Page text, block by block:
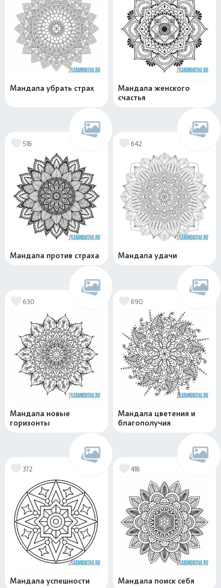
Мандала убрать страх
Мандала женского
счастья
516
Мандала против страха
642
Мандала удачи
630
Мандала новые
горизонты
690
Мандала цветения и
благополучия
372
Мандала успешности
418
Мандала поиск себя